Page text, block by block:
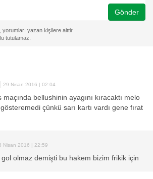
Gönder
| 29 Nisan 2016 | 02:04
bellushinin ayagını kıracaktı melo
çünkü sarı kartı vardı gene fırat
Nisan 2016 | 22:59
olmaz demişti bu hakem bizim frikik için